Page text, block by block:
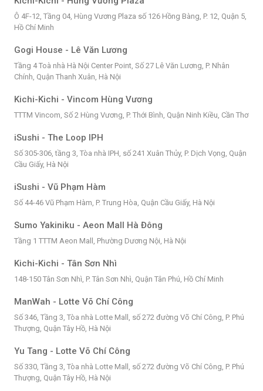
Ô 4F-12, Tầng 04, Hùng Vương Plaza số 126 Hồng Bàng, P. 12, Quận 5,
Hồ Chí Minh
Gogi House - Lê Văn Lương
Tầng 4 Toà nhà Hà Nội Center Point, Số 27 Lê Văn Lương, P. Nhân
Chính, Quận Thanh Xuân, Hà Nội
Kichi-Kichi - Vincom Hùng Vương
TTTM Vincom, Số 2 Hùng Vương, P. Thới Bình, Quận Ninh Kiều, Cần Thơ
iSushi - The Loop IPH
Số 305-306, tầng 3, Tòa nhà IPH, số 241 Xuân Thủy, P. Dịch Vọng, Quận
Cầu Giấy, Hà Nội
iSushi - Vũ Phạm Hàm
Số 44-46 Vũ Phạm Hàm, P. Trung Hòa, Quận Cầu Giấy, Hà Nội
Sumo Yakiniku - Aeon Mall Hà Đông
Tầng 1 TTTM Aeon Mall, Phường Dương Nội, Hà Nội
Kichi-Kichi - Tân Sơn Nhì
148-150 Tân Sơn Nhì, P. Tân Sơn Nhì, Quận Tân Phú, Hồ Chí Minh
ManWah - Lotte Võ Chí Công
Số 346, Tầng 3, Tòa nhà Lotte Mall, số 272 đường Võ Chí Công, P. Phú
Thượng, Quận Tây Hồ, Hà Nội
Yu Tang - Lotte Võ Chí Công
Số 330, Tầng 3, Tòa nhà Lotte Mall, số 272 đường Võ Chí Công, P. Phú
Thượng, Quận Tây Hồ, Hà Nội